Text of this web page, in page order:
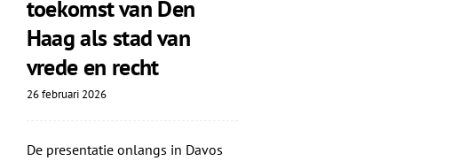
toekomst van Den
Haag als stad van
vrede en recht
26 februari 2026
De presentatie onlangs in Davos